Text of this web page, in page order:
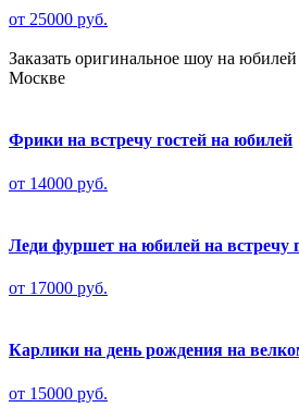
от 25000 руб.
Заказать оригинальное шоу на
Москве
Фрики на встречу гостей на юбилей
от 14000 руб.
Леди фуршет на юбилей на встречу
от 17000 руб.
Карлики на день рождения на
от 15000 руб.